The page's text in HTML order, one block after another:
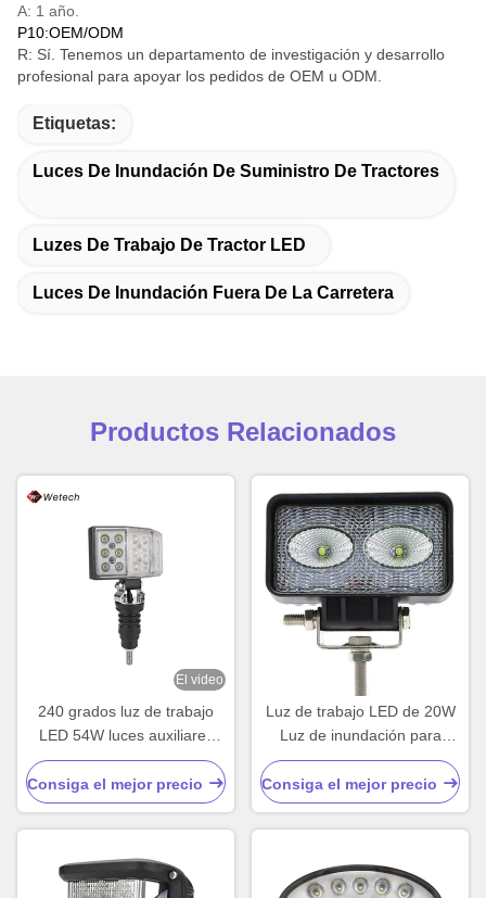
A: 1 año.
P10:OEM/ODM
R: Sí. Tenemos un departamento de investigación y desarrollo
profesional para apoyar los pedidos de OEM u ODM.
Etiquetas:
Luces De Inundación De Suministro De Tractores
Luzes De Trabajo De Tractor LED
Luces De Inundación Fuera De La Carretera
Productos Relacionados
El video
240 grados luz de trabajo
LED 54W luces auxiliares
LED a prueba de agua
Consiga el mejor precio
Luz de trabajo LED de 20W
Luz de inundación para
motocicleta SUV ATV Tractor
Consiga el mejor precio